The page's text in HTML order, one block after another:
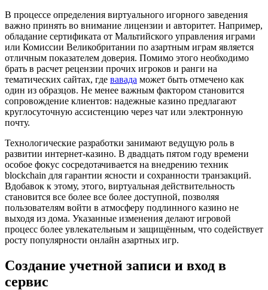
В процессе определения виртуального игорного заведения
важно принять во внимание лицензии и авторитет. Например,
обладание сертификата от Мальтийского управления играми
или Комиссии Великобритании по азартным играм является
отличным показателем доверия. Помимо этого необходимо
брать в расчет рецензии прочих игроков и ранги на
тематических сайтах, где вавада может быть отмечено как
один из образцов. Не менее важным фактором становится
сопровождение клиентов: надежные казино предлагают
круглосуточную ассистенцию через чат или электронную
почту.
Технологические разработки занимают ведущую роль в
развитии интернет-казино. В двадцать пятом году времени
особое фокус сосредотачивается на внедрению техник
blockchain для гарантии ясности и сохранности транзакций.
Вдобавок к этому, этого, виртуальная действительность
становится все более все более доступной, позволяя
пользователям войти в атмосферу подлинного казино не
выходя из дома. Указанные изменения делают игровой
процесс более увлекательным и защищённым, что содействует
росту популярности онлайн азартных игр.
Создание учетной записи и вход в
сервис